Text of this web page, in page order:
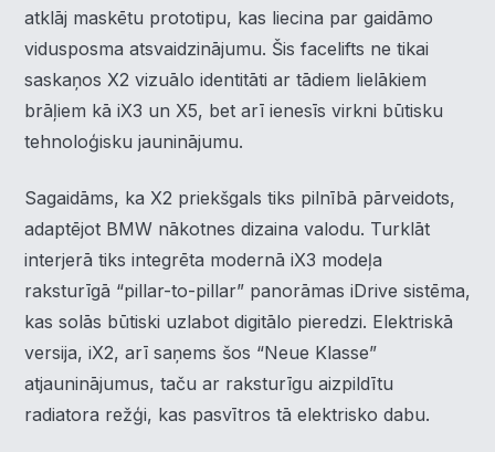
atklāj maskētu prototipu, kas liecina par gaidāmo
vidusposma atsvaidzinājumu. Šis facelifts ne tikai
saskaņos X2 vizuālo identitāti ar tādiem lielākiem
brāļiem kā iX3 un X5, bet arī ienesīs virkni būtisku
tehnoloģisku jauninājumu.
Sagaidāms, ka X2 priekšgals tiks pilnībā pārveidots,
adaptējot BMW nākotnes dizaina valodu. Turklāt
interjerā tiks integrēta modernā iX3 modeļa
raksturīgā “pillar-to-pillar” panorāmas iDrive sistēma,
kas solās būtiski uzlabot digitālo pieredzi. Elektriskā
versija, iX2, arī saņems šos “Neue Klasse”
atjauninājumus, taču ar raksturīgu aizpildītu
radiatora režģi, kas pasvītros tā elektrisko dabu.